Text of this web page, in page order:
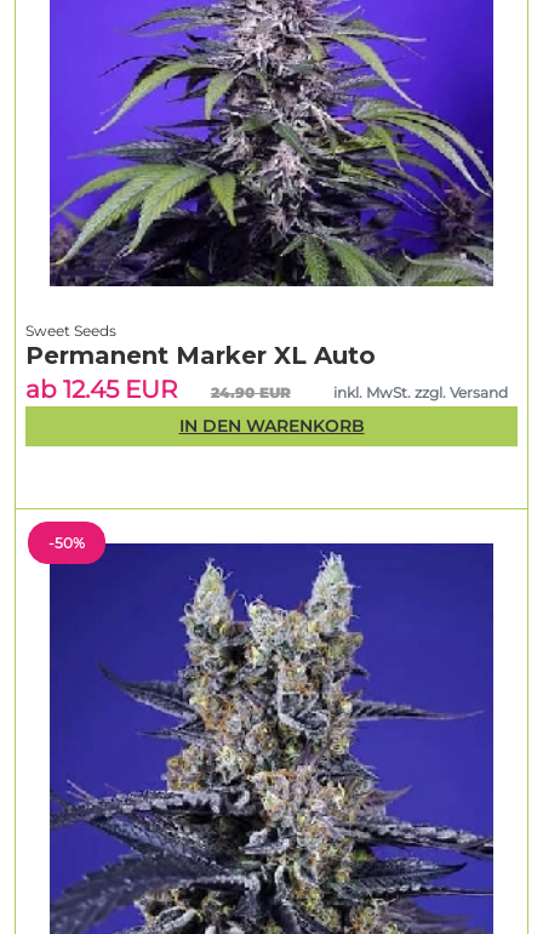
-50%
Sweet Seeds
Permanent Marker XL Auto
ab 12.45 EUR
24.90 EUR inkl. MwSt. zzgl. Versand
IN DEN WARENKORB